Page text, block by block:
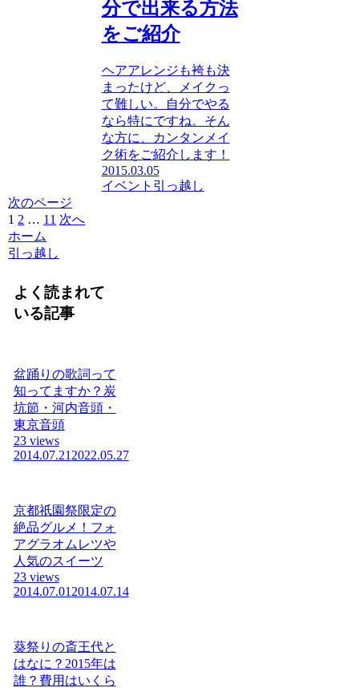
分で出来る方法
をご紹介
ヘアアレンジも袴も決
まったけど、メイクっ
て難しい。自分でやる
なら特にですね。そん
な方に、カンタンメイ
ク術をご紹介します！
2015.03.05
イベント 引っ越し
次のページ
1 2 … 11 次へ
ホーム
引っ越し
よく読まれて
いる記事
盆踊りの歌詞って
知ってますか？炭
坑節・河内音頭・
東京音頭
23 views
2014.07.21 2022.05.27
京都祇園祭限定の
絶品グルメ！フォ
アグラオムレツや
人気のスイーツ
23 views
2014.07.01 2014.07.14
葵祭りの斎王代と
はなに？2015年は
誰？費用はいくら